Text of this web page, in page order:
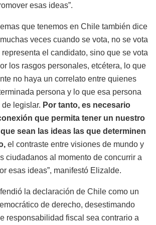
esas ideas”.
que tenemos en Chile también dice
veces cuando se vota, no se vota
el candidato, sino que se vota
los rasgos personales, etcétera, lo que
no haya un correlato entre quienes
persona y lo que esa persona
de legislar. Por tanto, es necesario
que permita tener un nuestro
sean las ideas las que determinen
el contraste entre visiones de mundo y
ciudadanos al momento de concurrir a
esas ideas”, manifestó Elizalde.
la declaración de Chile como un
de derecho, desestimando
responsabilidad fiscal sea contrario a